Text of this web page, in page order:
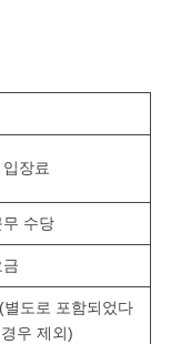
장료
무 수당
도로 포함되었다
우 제외)